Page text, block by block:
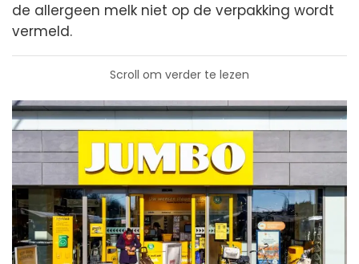
de allergeen melk niet op de verpakking wordt
vermeld.
Scroll om verder te lezen